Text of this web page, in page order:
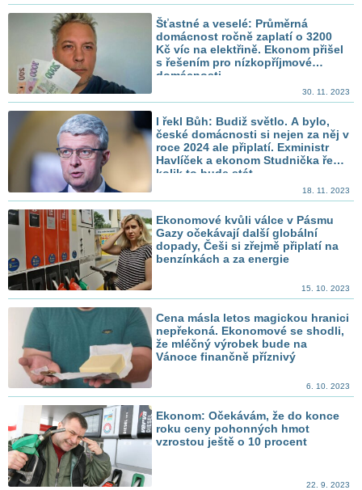
Šťastné a veselé: Průměrná
domácnost ročně zaplatí o 3200
Kč víc na elektřině. Ekonom přišel
s řešením pro nízkopříjmové
domácnosti
30. 11. 2023
I řekl Bůh: Budiž světlo. A bylo,
české domácnosti si nejen za něj v
roce 2024 ale připlatí. Exministr
Havlíček a ekonom Studnička řekli,
kolik to bude stát
18. 11. 2023
Ekonomové kvůli válce v Pásmu
Gazy očekávají další globální
dopady, Češi si zřejmě připlatí na
benzínkách a za energie
15. 10. 2023
Cena másla letos magickou hranici
nepřekoná. Ekonomové se shodli,
že mléčný výrobek bude na
Vánoce finančně příznivý
6. 10. 2023
Ekonom: Očekávám, že do konce
roku ceny pohonných hmot
vzrostou ještě o 10 procent
22. 9. 2023